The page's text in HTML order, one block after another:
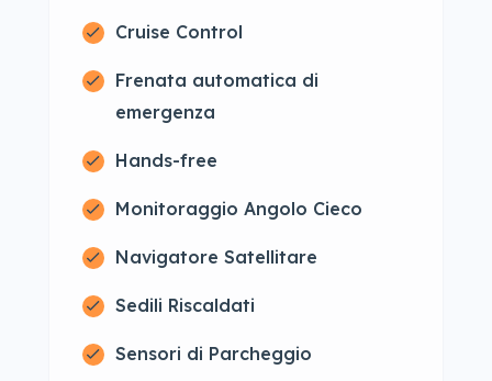
Cruise Control
Frenata automatica di
emergenza
Hands-free
Monitoraggio Angolo Cieco
Navigatore Satellitare
Sedili Riscaldati
Sensori di Parcheggio